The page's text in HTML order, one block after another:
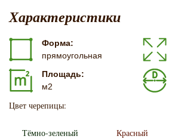
Характеристики
Форма:
прямоугольная
Площадь:
м2
Цвет черепицы:
Тёмно-зеленый Красный